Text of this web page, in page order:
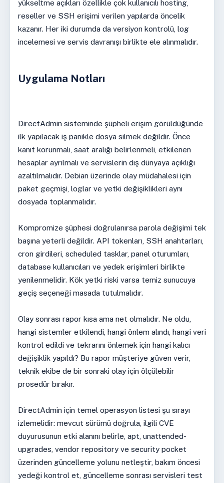
yükseltme açıkları özellikle çok kullanıcılı hosting,
reseller ve SSH erişimi verilen yapılarda öncelik
kazanır. Her iki durumda da versiyon kontrolü, log
incelemesi ve servis davranışı birlikte ele alınmalıdır.
Uygulama Notları
DirectAdmin sisteminde şüpheli erişim görüldüğünde
ilk yapılacak iş panikle dosya silmek değildir. Önce
kanıt korunmalı, saat aralığı belirlenmeli, etkilenen
hesaplar ayrılmalı ve servislerin dış dünyaya açıklığı
azaltılmalıdır. Debian üzerinde olay müdahalesi için
paket geçmişi, loglar ve yetki değişiklikleri aynı
dosyada toplanmalıdır.
Kompromize şüphesi doğrulanırsa parola değişimi tek
başına yeterli değildir. API tokenları, SSH anahtarları,
cron girdileri, scheduled tasklar, panel oturumları,
database kullanıcıları ve yedek erişimleri birlikte
yenilenmelidir. Kök yetki riski varsa temiz sunucuya
geçiş seçeneği masada tutulmalıdır.
Olay sonrası rapor kısa ama net olmalıdır. Ne oldu,
hangi sistemler etkilendi, hangi önlem alındı, hangi veri
kontrol edildi ve tekrarını önlemek için hangi kalıcı
değişiklik yapıldı? Bu rapor müşteriye güven verir,
teknik ekibe de bir sonraki olay için ölçülebilir
prosedür bırakır.
DirectAdmin için temel operasyon listesi şu sırayı
izlemelidir: mevcut sürümü doğrula, ilgili CVE
duyurusunun etki alanını belirle, apt, unattended-
upgrades, vendor repository ve security pocket
üzerinden güncelleme yolunu netleştir, bakım öncesi
yedeği kontrol et, güncelleme sonrası servisleri test